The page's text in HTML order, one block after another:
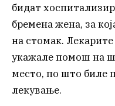
бидат
бремена жена, за
на стомак.
укажале помош на
место, по што биле
лекување.